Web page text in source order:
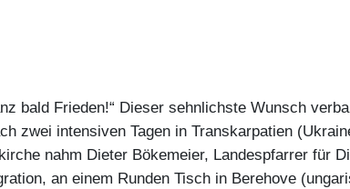
bald Frieden!“ Dieser sehnlichste Wunsch
zwei intensiven Tagen in Transkarpatien
nahm Dieter Bökemeier, Landespfarrer für
an einem Runden Tisch in Berehove